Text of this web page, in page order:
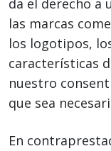
da el derecho a
las marcas
los logotipos,
características
nuestro
que sea
En